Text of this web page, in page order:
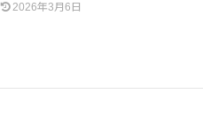
2026年3月6日